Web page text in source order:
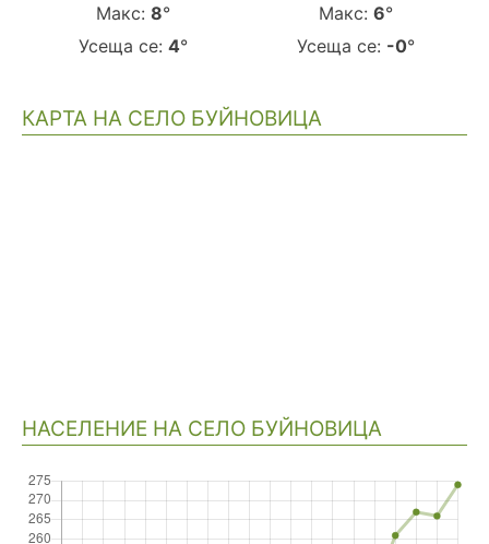
Макс: 8°
Усеща се: 4°
Макс: 6°
Усеща се: -0°
КАРТА НА СЕЛО БУЙНОВИЦА
НАСЕЛЕНИЕ НА СЕЛО БУЙНОВИЦА